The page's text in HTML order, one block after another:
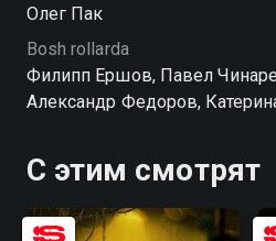
Олег Пак
Bosh rollarda
Филипп Ершов, Павел
Александр Федоров,
С этим смотрят